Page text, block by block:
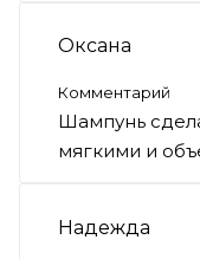
Оксана
Комментарий
Шампунь
мягкими и
Надежда